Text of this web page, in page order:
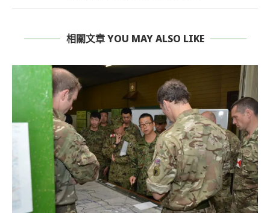
相關文章 YOU MAY ALSO LIKE